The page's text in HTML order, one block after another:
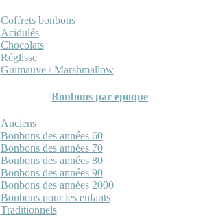
Coffrets bonbons
Acidulés
Chocolats
Réglisse
Guimauve / Marshmallow
Bonbons par époque
Anciens
Bonbons des années 60
Bonbons des années 70
Bonbons des années 80
Bonbons des années 90
Bonbons des années 2000
Bonbons pour les enfants
Traditionnels